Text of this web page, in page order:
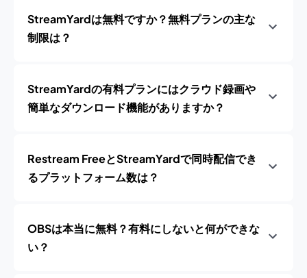
StreamYardは無料ですか？無料プランの主な
制限は？
StreamYardの有料プランにはクラウド録画や
簡単なダウンロード機能がありますか？
Restream FreeとStreamYardで同時配信でき
るプラットフォーム数は？
OBSは本当に無料？有料にしないと何ができな
い？